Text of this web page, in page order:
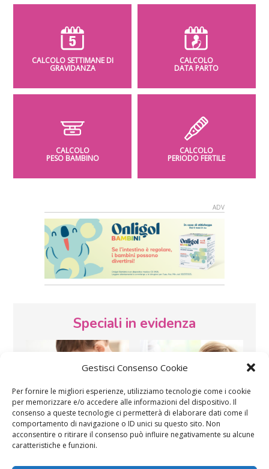
Gestisci Consenso Cookie
Per fornire le migliori esperienze, utilizziamo tecnologie come i cookie
per memorizzare e/o accedere alle informazioni del dispositivo. Il
consenso a queste tecnologie ci permetterà di elaborare dati come il
comportamento di navigazione o ID unici su questo sito. Non
acconsentire o ritirare il consenso può influire negativamente su alcune
caratteristiche e funzioni.
CALCOLO SETTIMANE DI
GRAVIDANZA
CALCOLO
DATA PARTO
CALCOLO
PESO BAMBINO
CALCOLO
PERIODO FERTILE
Speciali in evidenza
Vaccini SOS Pediatra